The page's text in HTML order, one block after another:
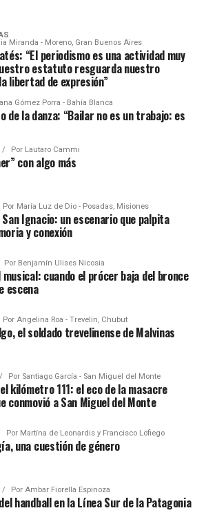
Miranda - Moreno, Gran Buenos Aires
“El periodismo es una actividad muy
estatuto resguarda nuestro
libertad de expresión”
Gómez Porra - Bahía Blanca
de la danza: “Bailar no es un trabajo: es
Por Lautaro Cammi
con algo más
Por María Luz de Dio - Posadas, Misiones
Ignacio: un escenario que palpita
y conexión
Por Benjamín Ulises Nicosia
cuando el prócer baja del bronce
escena
Por Angelina Roa - Trevelin, Chubut
el soldado trevelinense de Malvinas
Por Santiago García - San Miguel del Monte
kilómetro 111: el eco de la masacre
conmovió a San Miguel del Monte
Por Martína de Leonardis y Francisco Lofiego
una cuestión de género
Por Ambar Fiorella Espinoza
handball en la Línea Sur de la Patagonia